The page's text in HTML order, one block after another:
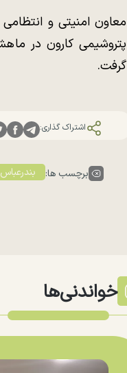
معاون امنیتی و
پتروشیمی کارون در
گرفت.
اشتراک گذاری:
برچسب ها: بندرعباس
خواندنی‌ها